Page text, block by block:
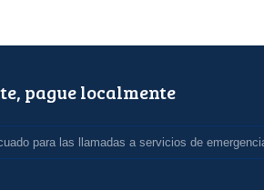
pague localmente
para las llamadas a servicios de